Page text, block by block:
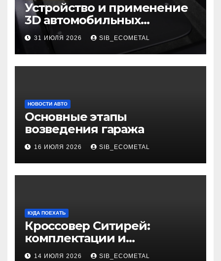
Устройство и применение
3D автомобильных
ковриков
31 ИЮЛЯ 2026 SIB_ECOMETAL
НОВОСТИ АВТО
Основные этапы
возведения гаража
16 ИЮЛЯ 2026 SIB_ECOMETAL
КУДА ПОЕХАТЬ
Кроссовер Ситирей:
комплектации и
характеристики
14 ИЮЛЯ 2026 SIB_ECOMETAL